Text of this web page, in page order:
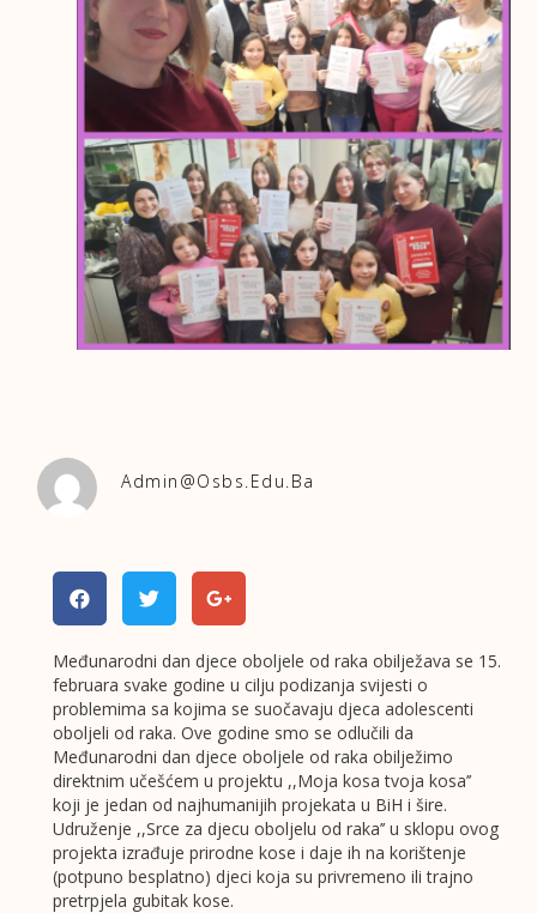
Admin@osbs.edu.ba
Međunarodni dan djece oboljele od raka obilježava se 15.
februara svake godine u cilju podizanja svijesti o
problemima sa kojima se suočavaju djeca adolescenti
oboljeli od raka. Ove godine smo se odlučili da
Međunarodni dan djece oboljele od raka obilježimo
direktnim učešćem u projektu ,,Moja kosa tvoja kosa’’
koji je jedan od najhumanijih projekata u BiH i šire.
Udruženje ,,Srce za djecu oboljelu od raka’’ u sklopu ovog
projekta izrađuje prirodne kose i daje ih na korištenje
(potpuno besplatno) djeci koja su privremeno ili trajno
pretrpjela gubitak kose.